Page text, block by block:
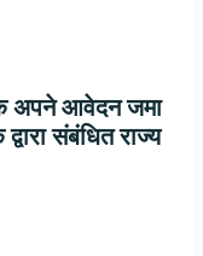
अपने आवेदन जमा
संबंधित राज्य